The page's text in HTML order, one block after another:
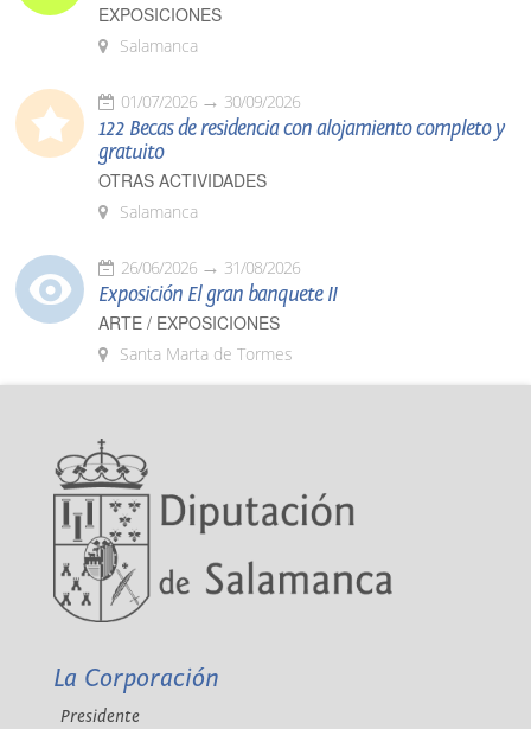
EXPOSICIONES
Salamanca
01/07/2026 30/09/2026
122 Becas de residencia con alojamiento completo y
gratuito
OTRAS ACTIVIDADES
Salamanca
26/06/2026 31/08/2026
Exposición El gran banquete II
ARTE / EXPOSICIONES
Santa Marta de Tormes
La Corporación
Presidente